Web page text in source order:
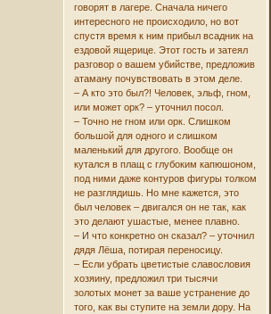
говорят в лагере. Сначала ничего
интересного не происходило, но вот
спустя время к ним прибыл всадник на
ездовой ящерице. Этот гость и затеял
разговор о вашем убийстве, предложив
атаману почувствовать в этом деле.
– А кто это был?! Человек, эльф, гном,
или может орк? – уточнил посол.
– Точно не гном или орк. Слишком
большой для одного и слишком
маленький для другого. Вообще он
кутался в плащ с глубоким капюшоном,
под ними даже контуров фигуры толком
не разглядишь. Но мне кажется, это
был человек – двигался он не так, как
это делают ушастые, менее плавно.
– И что конкретно он сказал? – уточнил
дядя Лёша, потирая переносицу.
– Если убрать цветистые славословия
хозяину, предложил три тысячи
золотых монет за ваше устранение до
того, как вы ступите на земли дору. На